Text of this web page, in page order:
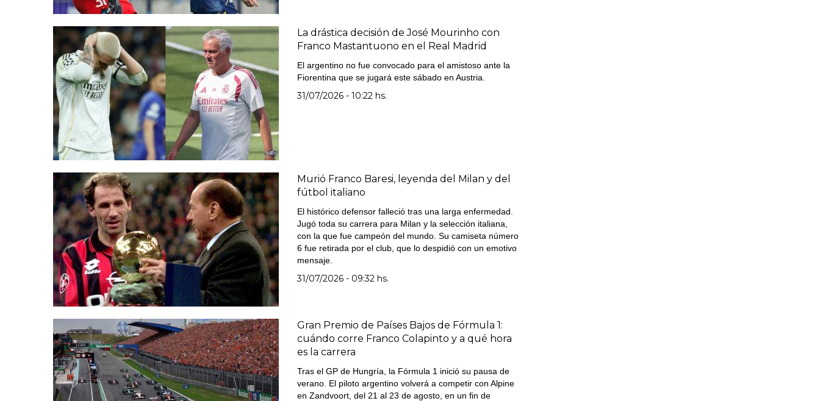
La drástica decisión de José Mourinho con
Franco Mastantuono en el Real Madrid
El argentino no fue convocado para el amistoso ante la
Fiorentina que se jugará este sábado en Austria.
31/07/2026 - 10:22 hs.
Murió Franco Baresi, leyenda del Milan y del
fútbol italiano
El histórico defensor falleció tras una larga enfermedad.
Jugó toda su carrera para Milan y la selección italiana,
con la que fue campeón del mundo. Su camiseta número
6 fue retirada por el club, que lo despidió con un emotivo
mensaje.
31/07/2026 - 09:32 hs.
Gran Premio de Países Bajos de Fórmula 1:
cuándo corre Franco Colapinto y a qué hora
es la carrera
Tras el GP de Hungría, la Fórmula 1 inició su pausa de
verano. El piloto argentino volverá a competir con Alpine
en Zandvoort, del 21 al 23 de agosto, en un fin de